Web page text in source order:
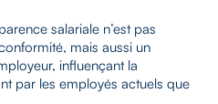
salariale n’est pas
mais aussi un
influençant la
par les employés actuels que